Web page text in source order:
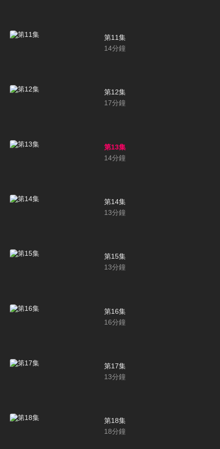
第11集
14分鐘
第12集
17分鐘
第13集
14分鐘
第14集
13分鐘
第15集
13分鐘
第16集
16分鐘
第17集
13分鐘
第18集
18分鐘